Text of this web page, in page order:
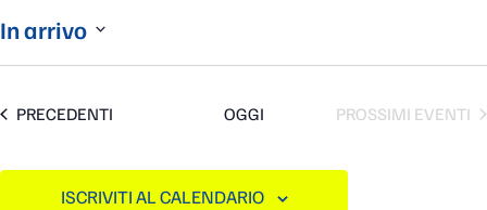
In arrivo
la
EVENTI
PRECEDENTI OGGI PROSSIMI EVENTI
ISCRIVITI AL CALENDARIO